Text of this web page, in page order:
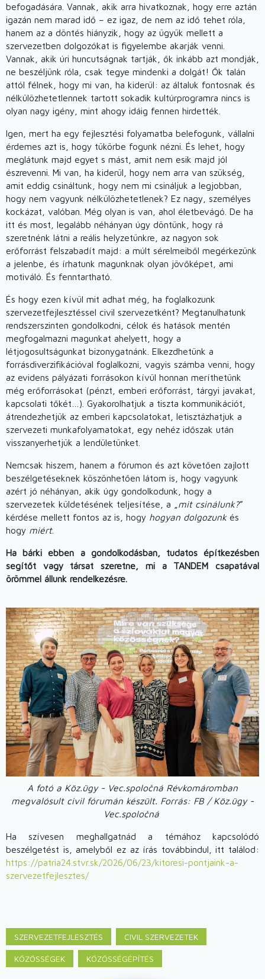
befogadására. Vannak, akik arra hivatkoznak, hogy erre aztán
igazán nem marad idő – ez igaz, de nem az idő tehet róla,
hanem az a döntés hiányzik, hogy az ügyük mellett a
szervezetben dolgozókat is figyelembe akarják venni.
Vannak, akik úri huncutságnak tartják, ők inkább azt mondják,
ne beszéljünk róla, csak tegye mindenki a dolgát! Ők talán
attól félnek, hogy mi van, ha kiderül: az általuk fontosnak és
nélkülözhetetlennek tartott sokadik kultúrprogramra nincs is
olyan nagy igény, mint ahogy idáig fennen hirdették.
Igen, mert ha egy fejlesztési folyamatba belefogunk, vállalni
érdemes azt is, hogy tükörbe fogunk nézni. És lehet, hogy
meglátunk majd egyet s mást, amit nem esik majd jól
észrevenni. Mi van, ha kiderül, hogy nem arra van szükség,
amit eddig csináltunk, hogy nem mi csináljuk a legjobban,
hogy nem vagyunk nélkülözhetetlenek? Ez nagy, személyes
kockázat, valóban. Még olyan is van, ahol életbevágó. De ha
itt és most, legalább néhányan úgy döntünk, hogy rá
szeretnénk látni a reális helyzetünkre, az nagyon sok
erőforrást felszabadít majd: a múlt sérelmeiből megérkezünk
a jelenbe, és írhatunk magunknak olyan jövőképet, ami
motiváló. És fenntartható.
És hogy ezen kívül mit adhat még, ha foglalkozunk
szervezetfejlesztéssel civil szervezetként? Megtanulhatunk
rendszerszinten gondolkodni, célok és hatások mentén
megfogalmazni magunkat ahelyett, hogy a
létjogosultságunkat bizonygatnánk. Elkezdhetünk a
forrásdiverzifikációval foglalkozni, vagyis számba venni, hogy
az evidens pályázati forrásokon kívül honnan meríthetünk
még erőforrásokat (pénzt, emberi erőforrást, tárgyi javakat,
kapcsolati tőkét…). Gyakorolhatjuk a tiszta kommunikációt,
átrendezhetjük az emberi kapcsolatokat, letisztázhatjuk a
szervezeti munkafolyamatokat, egy nehéz időszak után
visszanyerhetjük a lendületünket.
Nemcsak hiszem, hanem a fórumon és azt követően zajlott
beszélgetéseknek köszönhetően látom is, hogy vagyunk
azért jó néhányan, akik úgy gondolkodunk, hogy a
szervezetek küldetésének teljesítése, a „ mit csinálunk?”
kérdése mellett fontos az is, hogy hogyan dolgozunkés
hogy miért.
Ha bárki ebben a gondolkodásban, tudatos építkezésben
segítőt vagy társat szeretne, mi a TANDEM csapatával
örömmel állunk rendelkezésre.
Image
A fotó a Köz.ügy - Vec.spoločná Révkomáromban
megvalósult civil fórumán készült. Forrás: FB / Köz.ügy -
Vec.spoločná
Ha szívesen meghallgatnád a témához kapcsolódó
beszélgetést is, amelyből ez az írás továbbindul, itt találod:
https://patria24.stvr.sk/2026/06/23/kitoresi-pontjaink-a-
szervezetfejlesztes/
SZERVEZETFEJLESZTÉS CIVIL SZERVEZETEK
KÖZÖSSÉGEK KÖZÖSSÉGÉPÍTÉS